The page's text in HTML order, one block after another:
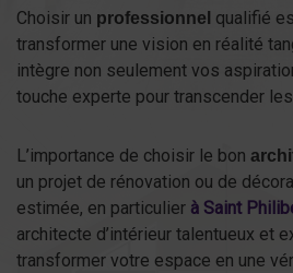
Choisir un professionnel qualifié
transformer une vision en réalité
intègre non seulement vos
touche experte pour transcender
L’importance de choisir le bon
un projet de rénovation ou de
estimée, en particulier à Saint
architecte d’intérieur talentueux et
transformer votre espace en une